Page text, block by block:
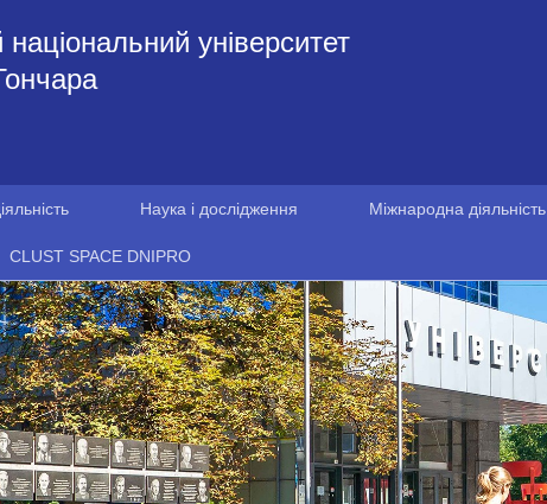
університет
Наука і дослідження Міжнародна діяльність
CLUST SPACE DNIPRO